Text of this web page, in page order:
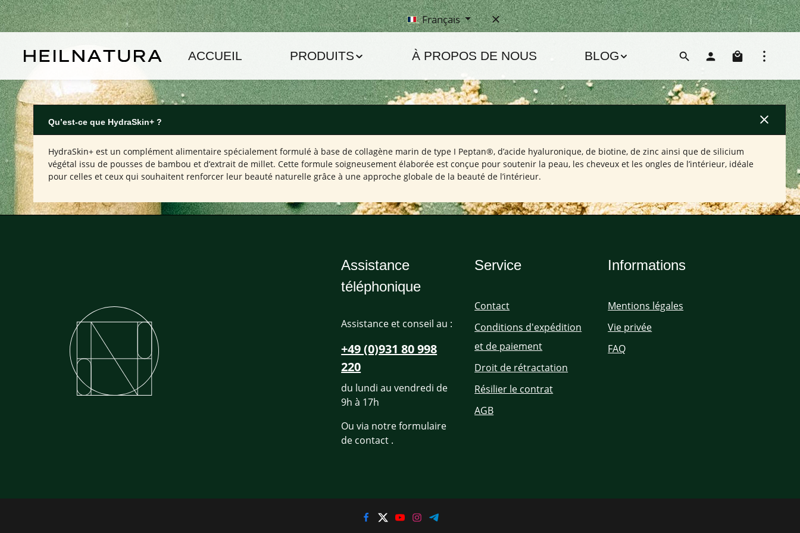
au contenu principal
Passer à la navigation principale Français
ACCUEIL PRODUITS À PROPOS DE NOUS BLOG Le
Qu’est-ce que HydraSkin+ ?
HydraSkin+ est un complément alimentaire spécialement formulé à base de collagène marin de type I Peptan®, d’acide hyaluronique, de biotine, de zinc ainsi que de silicium
végétal issu de pousses de bambou et d’extrait de millet. Cette formule soigneusement élaborée est conçue pour soutenir la peau, les cheveux et les ongles de l’intérieur, idéale
pour celles et ceux qui souhaitent renforcer leur beauté naturelle grâce à une approche globale de la beauté de l’intérieur.
Assistance
téléphonique
Assistance et conseil au :
+49 (0)931 80 998
220
du lundi au vendredi de
9h à 17h
Ou via notre formulaire
de contact .
Service
Contact
Conditions d'expédition
et de paiement
Droit de rétractation
Résilier le contrat
AGB
Informations
Mentions légales
Vie privée
FAQ